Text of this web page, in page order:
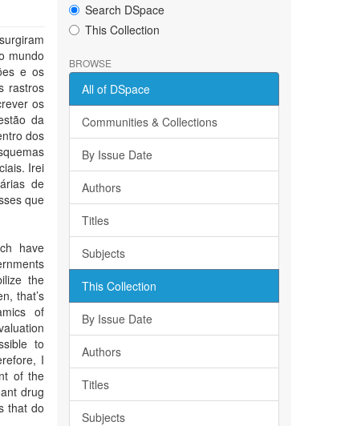
mundo
e os
rastros
os
da
dos
Irei
de
que
have
the
that’s
of
to
I
of the
drug
that do
Search DSpace
This Collection
BROWSE
All of DSpace
Communities & Collections
By Issue Date
Authors
Titles
Subjects
This Collection
By Issue Date
Authors
Titles
Subjects